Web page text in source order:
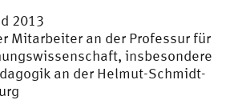
2013
Mitarbeiter an der Professur für
insbesondere
an der Helmut-Schmidt-